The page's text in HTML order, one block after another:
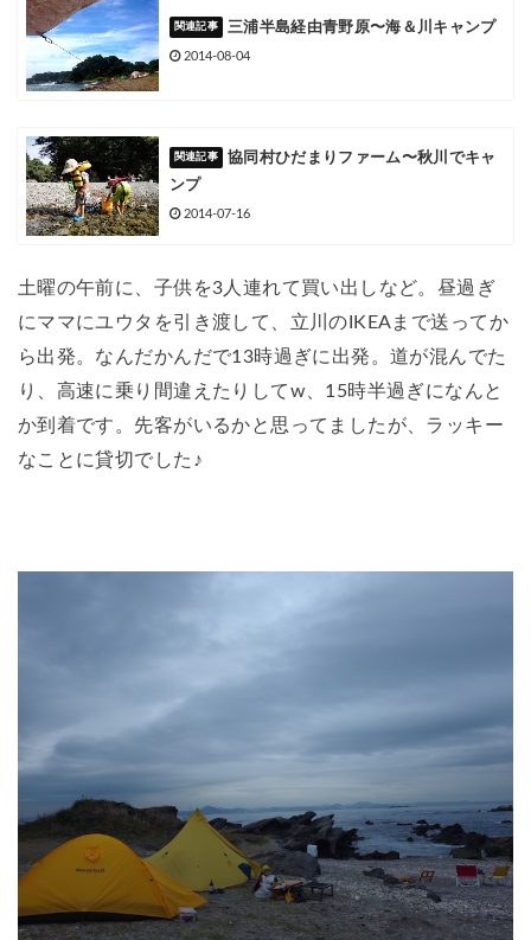
三浦半島経由青野原〜海＆川キャンプ
2014-08-04
協同村ひだまりファーム〜秋川でキャ
ンプ
2014-07-16
土曜の午前に、子供を3人連れて買い出しなど。昼過ぎ
にママにユウタを引き渡して、立川のIKEAまで送ってか
ら出発。なんだかんだで13時過ぎに出発。道が混んでた
り、高速に乗り間違えたりしてw、15時半過ぎになんと
か到着です。先客がいるかと思ってましたが、ラッキー
なことに貸切でした♪